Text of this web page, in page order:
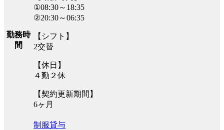
勤務時
間
①08:30～18:35
②20:30～06:35
【シフト】
2交替
【休日】
４勤２休
【契約更新期間】
6ヶ月
制服貸与